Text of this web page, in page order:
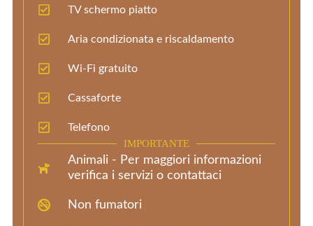
TV schermo piatto
Aria condizionata e riscaldamento
Wi-Fi gratuito
Cassaforte
Telefono
IMPORTANTE
Animali - Per maggiori informazioni
verifica i servizi o contattaci
Non fumatori